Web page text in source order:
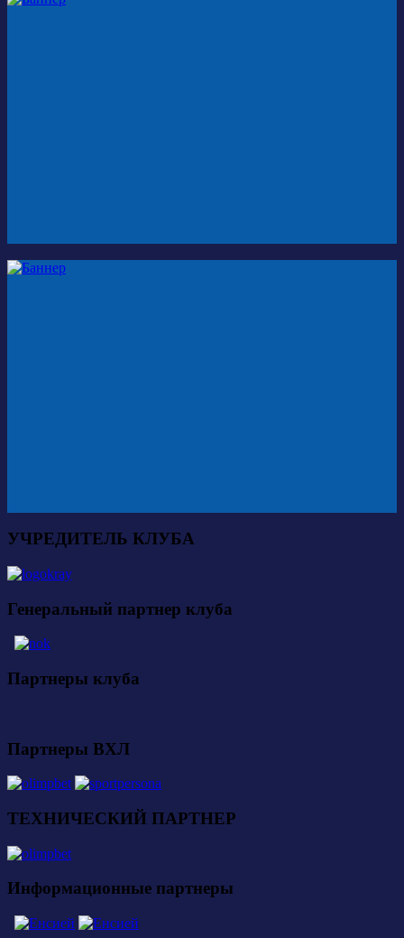
УЧРЕДИТЕЛЬ КЛУБА
Генеральный партнер клуба
Партнеры клуба
Партнеры ВХЛ
ТЕХНИЧЕСКИЙ ПАРТНЕР
Информационные партнеры